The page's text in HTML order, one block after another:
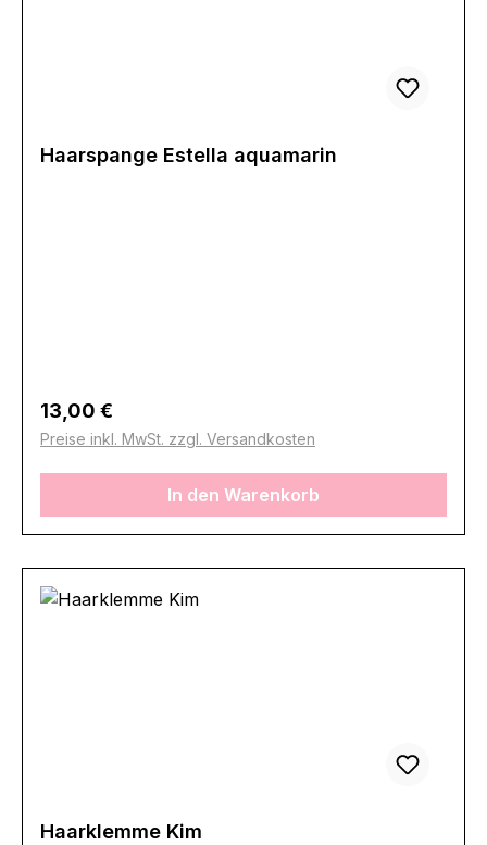
Haarspange Estella aquamarin
Regulärer Preis:
13,00 €
Preise inkl. MwSt. zzgl. Versandkosten
In den Warenkorb
Haarklemme Kim